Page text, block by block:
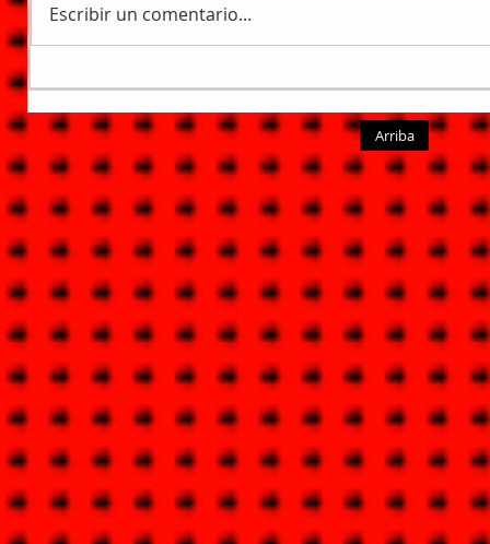
Escribir un comentario...
Arriba